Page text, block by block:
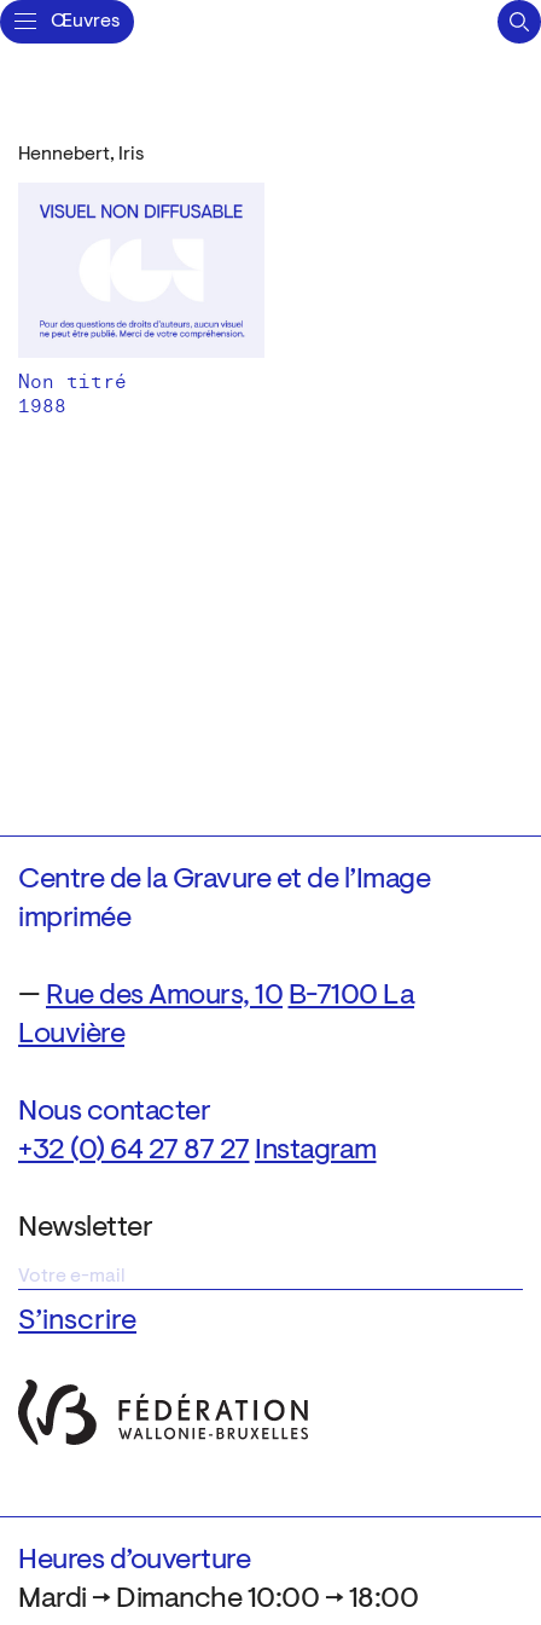
Œuvres
Hennebert, Iris
Non titré
1988
Centre de la Gravure et de l’Image
imprimée
— Rue des Amours, 10 B-7100 La
Louvière
Nous contacter
+32 (0) 64 27 87 27 Instagram
Newsletter
Heures d’ouverture
Mardi → Dimanche 10:00 → 18:00